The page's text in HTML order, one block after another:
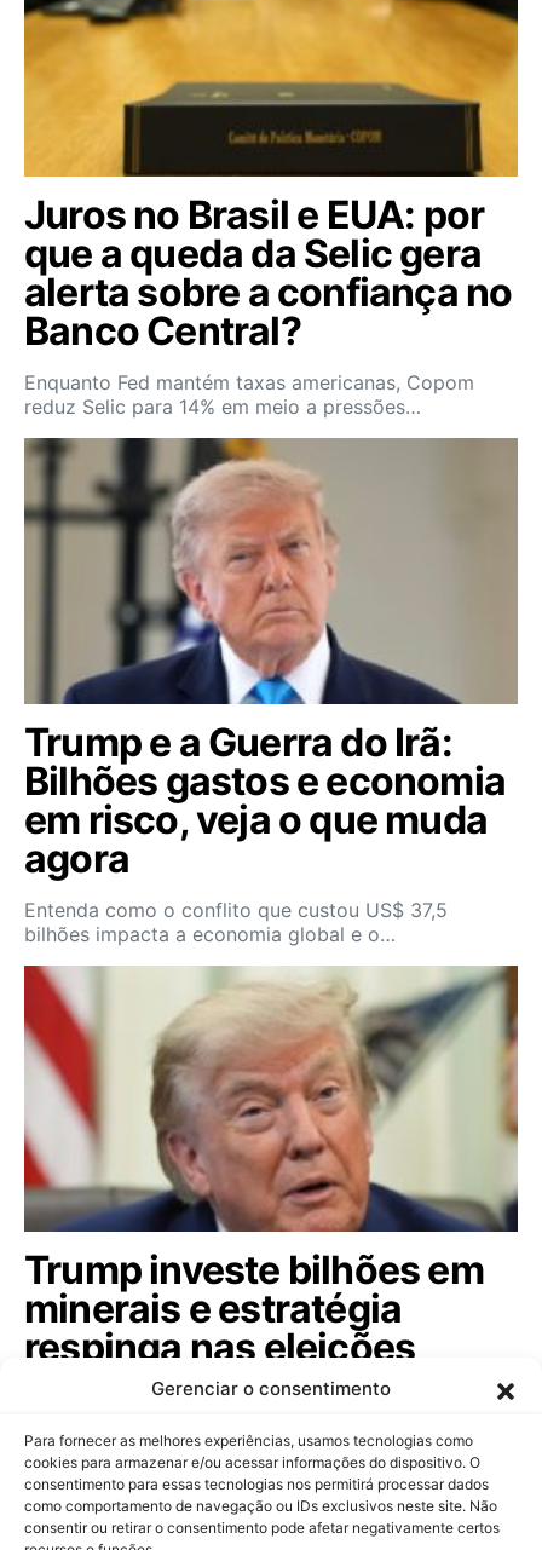
Gerenciar o consentimento
Para fornecer as melhores experiências, usamos tecnologias como
cookies para armazenar e/ou acessar informações do dispositivo. O
consentimento para essas tecnologias nos permitirá processar dados
como comportamento de navegação ou IDs exclusivos neste site. Não
consentir ou retirar o consentimento pode afetar negativamente certos
Juros no Brasil e EUA: por
que a queda da Selic gera
alerta sobre a confiança no
Banco Central?
Enquanto Fed mantém taxas americanas, Copom
reduz Selic para 14% em meio a pressões…
Trump e a Guerra do Irã:
Bilhões gastos e economia
em risco, veja o que muda
agora
Entenda como o conflito que custou US$ 37,5
bilhões impacta a economia global e o…
Trump investe bilhões em
minerais e estratégia
respinga nas eleições
brasileiras; veja
Com aporte de US$ 3 bilhões em mineração de
minerais críticos, governo americano busca…